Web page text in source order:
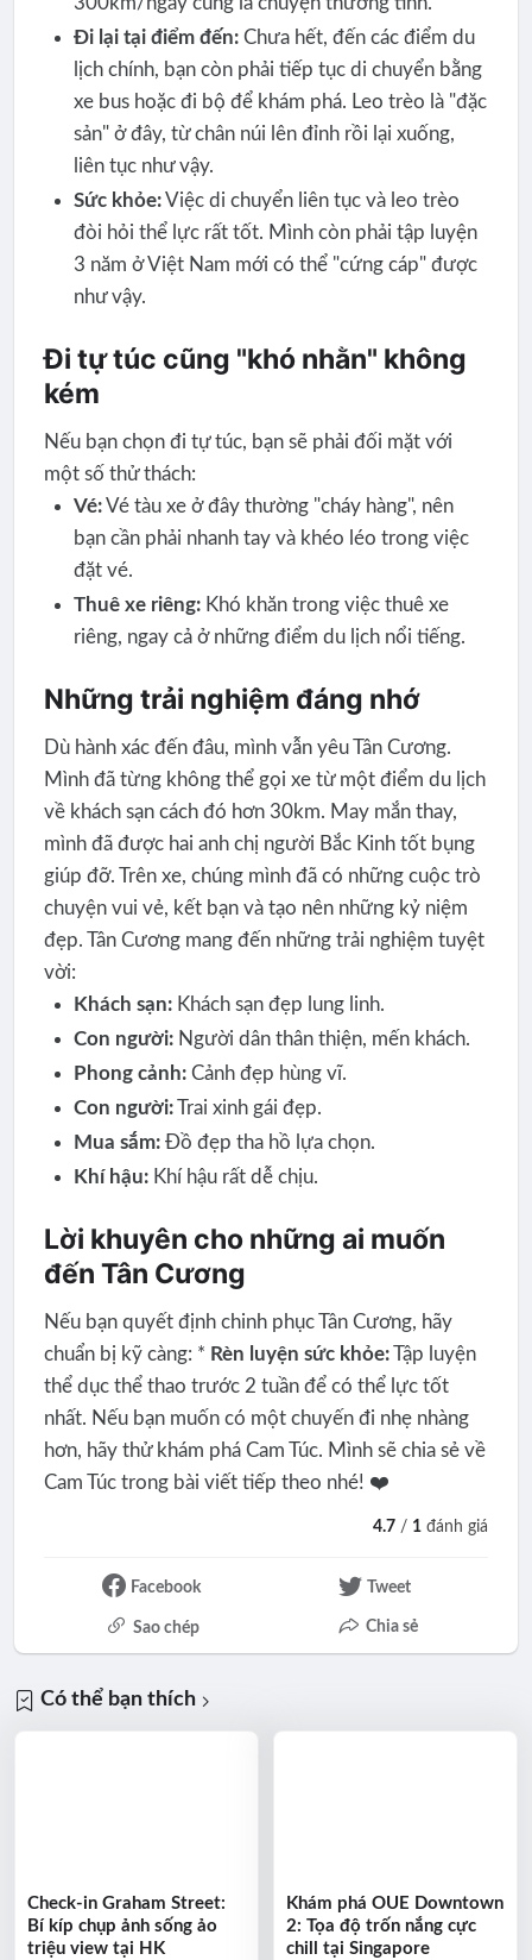
Đi lại tại điểm đến:Chưa hết, đến các điểm du
lịch chính, bạn còn phải tiếp tục di chuyển bằng
xe bus hoặc đi bộ để khám phá. Leo trèo là "đặc
sản" ở đây, từ chân núi lên đỉnh rồi lại xuống,
liên tục như vậy.
Sức khỏe:Việc di chuyển liên tục và leo trèo
đòi hỏi thể lực rất tốt. Mình còn phải tập luyện
3 năm ở Việt Nam mới có thể "cứng cáp" được
như vậy.
Đi tự túc cũng "khó nhằn" không
kém
Nếu bạn chọn đi tự túc, bạn sẽ phải đối mặt với
một số thử thách:
Vé:Vé tàu xe ở đây thường "cháy hàng", nên
bạn cần phải nhanh tay và khéo léo trong việc
đặt vé.
Thuê xe riêng:Khó khăn trong việc thuê xe
riêng, ngay cả ở những điểm du lịch nổi tiếng.
Những trải nghiệm đáng nhớ
Dù hành xác đến đâu, mình vẫn yêu Tân Cương.
Mình đã từng không thể gọi xe từ một điểm du lịch
về khách sạn cách đó hơn 30km. May mắn thay,
mình đã được hai anh chị người Bắc Kinh tốt bụng
giúp đỡ. Trên xe, chúng mình đã có những cuộc trò
chuyện vui vẻ, kết bạn và tạo nên những kỷ niệm
đẹp. Tân Cương mang đến những trải nghiệm tuyệt
vời:
Khách sạn:Khách sạn đẹp lung linh.
Con người:Người dân thân thiện, mến khách.
Phong cảnh:Cảnh đẹp hùng vĩ.
Con người:Trai xinh gái đẹp.
Mua sắm:Đồ đẹp tha hồ lựa chọn.
Khí hậu:Khí hậu rất dễ chịu.
Lời khuyên cho những ai muốn
đến Tân Cương
Nếu bạn quyết định chinh phục Tân Cương, hãy
chuẩn bị kỹ càng: * Rèn luyện sức khỏe:Tập luyện
thể dục thể thao trước 2 tuần để có thể lực tốt
nhất. Nếu bạn muốn có một chuyến đi nhẹ nhàng
hơn, hãy thử khám phá Cam Túc. Mình sẽ chia sẻ về
Cam Túc trong bài viết tiếp theo nhé! ❤️
4.7 / 1 đánh giá
Facebook Tweet
Sao chép Chia sẻ
Có thể bạn thích
Check-in Graham Street:
Bí kíp chụp ảnh sống ảo
triệu view tại HK
Khám phá OUE Downtown
2: Tọa độ trốn nắng cực
chill tại Singapore